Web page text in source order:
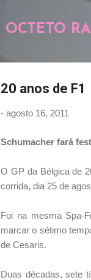
OCTETO
20 anos de F1
- agosto 16, 2011
Schumacher fará
O GP da Bélgica de
corrida, dia 25 de
Foi na mesma Spa-
marcar o sétimo
de Cesaris.
Duas décadas, sete